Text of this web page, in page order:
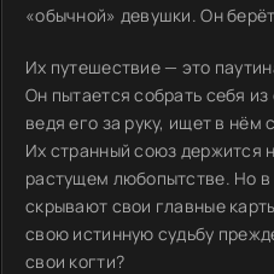
«обычной» девушки. Он
Их путешествие — это
Он пытается собрать себя
ведя его за руку, ищет в нём
Их странный союз держится
растущем любопытстве. Но в
скрывают свои главные
свою истинную судьбу
свои когти?